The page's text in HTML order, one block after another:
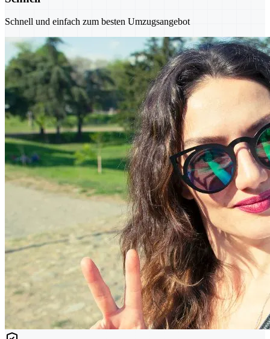
Schnell und einfach zum besten Umzugsangebot